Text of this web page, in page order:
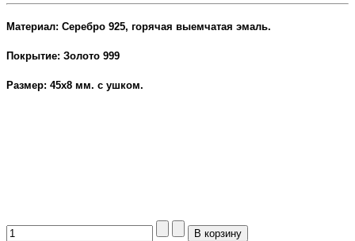
Материал: Серебро 925, горячая выемчатая эмаль.
Покрытие: Золото 999
Размер: 45х8 мм. с ушком.